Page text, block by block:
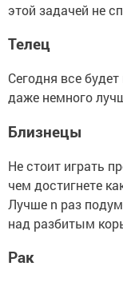
этой задачей не
Телец
Сегодня все
даже немного
Близнецы
Не стоит играть
чем достигнете
Лучше n раз
над разбитым
Рак